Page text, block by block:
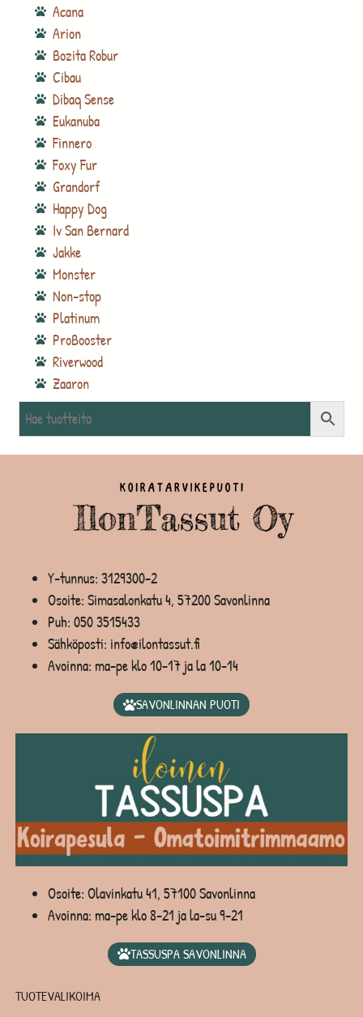
Acana
Arion
Bozita Robur
Cibau
Dibaq Sense
Eukanuba
Finnero
Foxy Fur
Grandorf
Happy Dog
Iv San Bernard
Jakke
Monster
Non-stop
Platinum
ProBooster
Riverwood
Zaaron
Y-tunnus: 3129300-2
Osoite: Simasalonkatu 4, 57200 Savonlinna
Puh: 050 3515433
Sähköposti: info@ilontassut.fi
Avoinna: ma-pe klo 10-17 ja la 10-14
SAVONLINNAN PUOTI
Osoite: Olavinkatu 41, 57100 Savonlinna
Avoinna: ma-pe klo 8-21 ja la-su 9-21
TASSUSPA SAVONLINNA
TUOTEVALIKOIMA